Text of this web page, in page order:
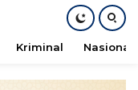
Kriminal Nasional